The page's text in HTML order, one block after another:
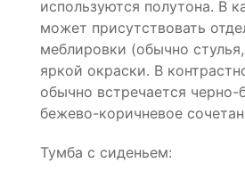
используются полутона. В
может присутствовать
меблировки (обычно
яркой окраски. В
обычно встречается черно-
бежево-коричневое
Тумба с сиденьем: